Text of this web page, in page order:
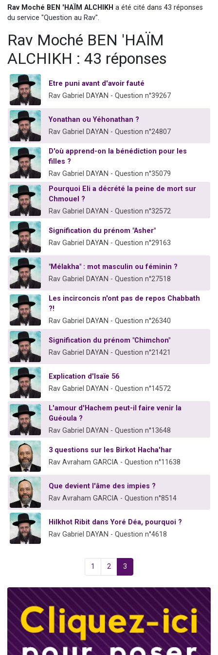
3 personnes viennent de nous rejoindre sur WhatsApp
Odaya vient de donner son Maasser
Rav Moché BEN 'HAÏM ALCHIKH a été cité dans 43 réponses
du service "Question au Rav".
Rav Moché BEN 'HAÏM
ALCHIKH : 43 réponses
Etre puni avant d'avoir fauté
Rav Gabriel DAYAN - Question n°39267
Yonathan ou Yéhonathan ?
Rav Gabriel DAYAN - Question n°24807
D'où apprend-on la bénédiction pour les
filles ?
Rav Gabriel DAYAN - Question n°35079
Pourquoi Eli a décrété la peine de mort sur
Chmouel ?
Rav Gabriel DAYAN - Question n°32572
Signification du prénom "Asher"
Rav Gabriel DAYAN - Question n°29163
"Mélakha" : mot masculin ou féminin ?
Rav Gabriel DAYAN - Question n°27518
Les incirconcis n'ont pas de repos Chabbath
?!
Rav Gabriel DAYAN - Question n°26340
Signification du prénom "Chimchon"
Rav Gabriel DAYAN - Question n°21421
Explication d'Isaïe 56
Rav Gabriel DAYAN - Question n°14572
L'amour d'Hachem peut-il faire venir la
Guéoula ?
Rav Gabriel DAYAN - Question n°13648
3 questions sur les Birkot Hacha'har
Rav Avraham GARCIA - Question n°11638
Que devient l'âme des impies ?
Rav Avraham GARCIA - Question n°8514
Hilkhot Ribit dans Yoré Déa, pourquoi ?
Rav Gabriel DAYAN - Question n°4618
1 2 3